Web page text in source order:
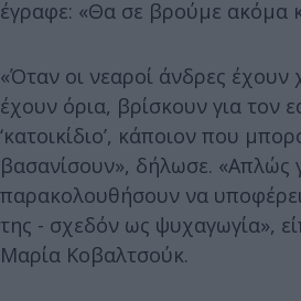
έγραφε: «Θα σε βρούμε ακόμα
«Όταν οι νεαροί άνδρες έχουν
έχουν όρια, βρίσκουν για τον
‘κατοικίδιο’, κάποιον που
βασανίσουν», δήλωσε. «Απλώς
παρακολουθήσουν να
της - σχεδόν ως ψυχαγωγία»,
Μαρία Κοβαλτσούκ.